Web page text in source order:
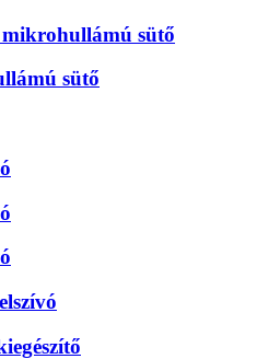
mikrohullámú sütő
sütő